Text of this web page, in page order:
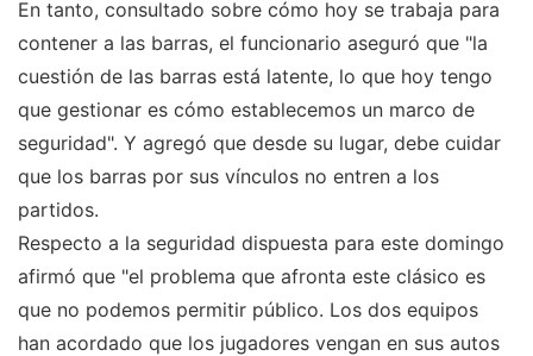
En tanto, consultado sobre cómo hoy se trabaja para
contener a las barras, el funcionario aseguró que "la
cuestión de las barras está latente, lo que hoy tengo
que gestionar es cómo establecemos un marco de
seguridad". Y agregó que desde su lugar, debe cuidar
que los barras por sus vínculos no entren a los
partidos.
Respecto a la seguridad dispuesta para este domingo
afirmó que "el problema que afronta este clásico es
que no podemos permitir público. Los dos equipos
han acordado que los jugadores vengan en sus autos